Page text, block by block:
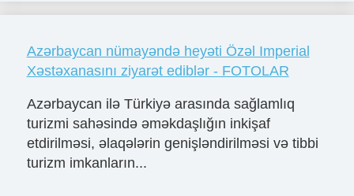
Azərbaycan nümayəndə heyəti Özəl Imperial
Xəstəxanasını ziyarət ediblər - FOTOLAR
Azərbaycan ilə Türkiyə arasında sağlamlıq
turizmi sahəsində əməkdaşlığın inkişaf
etdirilməsi, əlaqələrin genişləndirilməsi və tibbi
turizm imkanların...